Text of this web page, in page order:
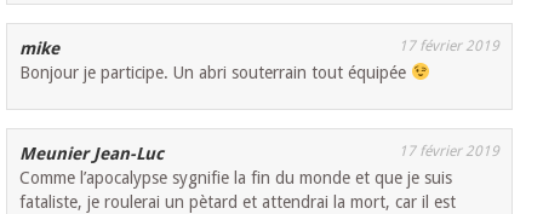
mike 17 février 2019
Bonjour je participe. Un abri souterrain tout équipée
Meunier Jean-Luc 17 février 2019
Comme l’apocalypse sygnifie la fin du monde et que je suis
fataliste, je roulerai un pètard et attendrai la mort, car il est